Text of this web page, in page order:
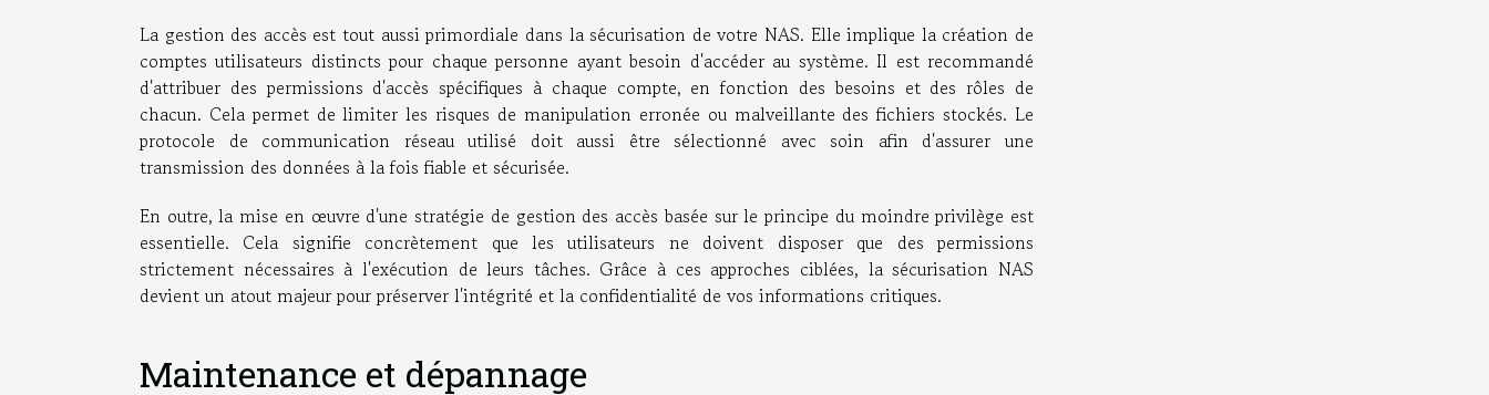
La gestion des accès est tout aussi primordiale dans la sécurisation de votre NAS. Elle implique la création de
comptes utilisateurs distincts pour chaque personne ayant besoin d'accéder au système. Il est recommandé
d'attribuer des permissions d'accès spécifiques à chaque compte, en fonction des besoins et des rôles de
chacun. Cela permet de limiter les risques de manipulation erronée ou malveillante des fichiers stockés. Le
protocole de communication réseau utilisé doit aussi être sélectionné avec soin afin d'assurer une
transmission des données à la fois fiable et sécurisée.
En outre, la mise en œuvre d'une stratégie de gestion des accès basée sur le principe du moindre privilège est
essentielle. Cela signifie concrètement que les utilisateurs ne doivent disposer que des permissions
strictement nécessaires à l'exécution de leurs tâches. Grâce à ces approches ciblées, la sécurisation NAS
devient un atout majeur pour préserver l'intégrité et la confidentialité de vos informations critiques.
Maintenance et dépannage